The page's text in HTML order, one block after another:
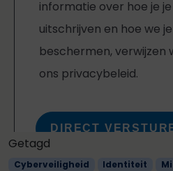
Getagd
Cyberveiligheid Identiteit